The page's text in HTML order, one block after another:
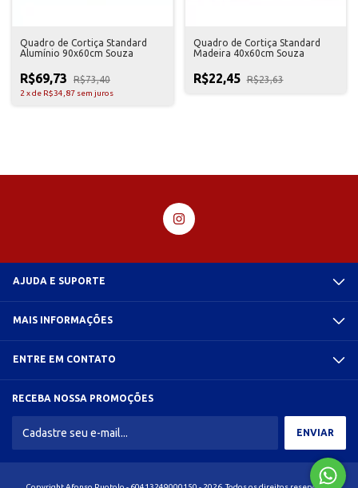
Quadro de Cortiça Standard
Alumínio 90x60cm Souza
R$69,73 R$73,40
2 xde R$34,87 sem juros
Quadro de Cortiça Standard
Madeira 40x60cm Souza
R$22,45 R$23,63
AJUDA E SUPORTE
MAIS INFORMAÇÕES
ENTRE EM CONTATO
RECEBA NOSSA PROMOÇÕES